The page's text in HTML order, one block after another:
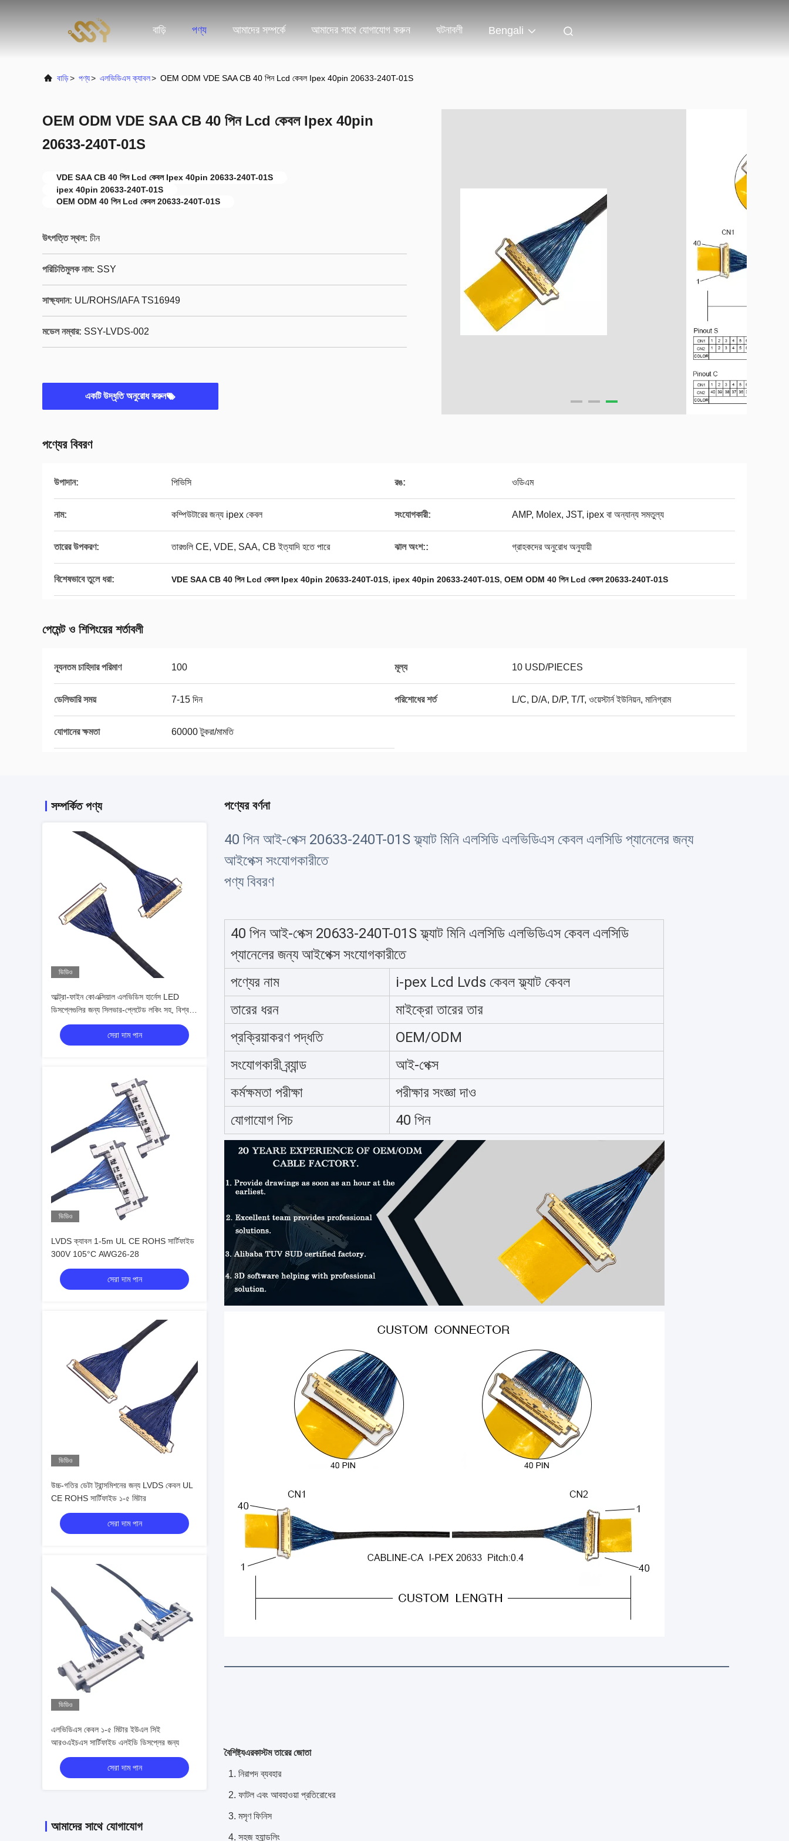
বাড়ি পণ্য আমাদের সম্পর্কে আমাদের সাথে যোগাযোগ করুন ঘটনাবলী Bengali
বাড়ি> পণ্য> এলভিডিএস ক্যাবল> OEM ODM VDE SAA CB 40 পিন Lcd কেবল Ipex 40pin 20633-240T-01S
OEM ODM VDE SAA CB 40 পিন Lcd কেবল Ipex 40pin
20633-240T-01S
VDE SAA CB 40 পিন Lcd কেবল Ipex 40pin 20633-240T-01S
ipex 40pin 20633-240T-01S
OEM ODM 40 পিন Lcd কেবল 20633-240T-01S
উৎপত্তি স্থল: চীন
পরিচিতিমুলক নাম: SSY
সাক্ষ্যদান: UL/ROHS/IAFA TS16949
মডেল নম্বার: SSY-LVDS-002
একটি উদ্ধৃতি অনুরোধ করুন
পণ্যের বিবরণ
উপাদান: পিভিসি রঙ: ওডিএম
নাম: কম্পিউটারের জন্য ipex কেবল সংযোগকারী: AMP, Molex, JST, ipex বা অন্যান্য সমতুল্য
তারের উপকরণ: তারগুলি CE, VDE, SAA, CB ইত্যাদি হতে পারে ঝাল অংশ:: গ্রাহকদের অনুরোধ অনুযায়ী
বিশেষভাবে তুলে ধরা: VDE SAA CB 40 পিন Lcd কেবল Ipex 40pin 20633-240T-01S, ipex 40pin 20633-240T-01S, OEM ODM 40 পিন Lcd কেবল 20633-240T-01S
পেমেন্ট ও শিপিংয়ের শর্তাবলী
ন্যূনতম চাহিদার পরিমাণ 100 মূল্য 10 USD/PIECES
ডেলিভারি সময় 7-15 দিন পরিশোধের শর্ত L/C, D/A, D/P, T/T, ওয়েস্টার্ন ইউনিয়ন, মানিগ্রাম
যোগানের ক্ষমতা 60000 টুকরা/মামতি
সম্পর্কিত পণ্য
ভিডিও
আল্ট্রা-ফাইন কোএক্সিয়াল এলভিডিস হার্নেস LED
ডিসপ্লেগুলির জন্য সিলভার-প্লেটেড লকিং সহ, বিশ্বস্ত
তারের হার্নেস প্রস্তুতকারক
সেরা দাম পান
ভিডিও
LVDS ক্যাবল 1-5m UL CE ROHS সার্টিফাইড
300V 105°C AWG26-28
সেরা দাম পান
ভিডিও
উচ্চ-গতির ডেটা ট্রান্সমিশনের জন্য LVDS কেবল UL
CE ROHS সার্টিফাইড ১-৫ মিটার
সেরা দাম পান
ভিডিও
এলভিডিএস কেবল ১-৫ মিটার ইউএল সিই
আরওএইচএস সার্টিফাইড এলইডি ডিসপ্লের জন্য
সেরা দাম পান
আমাদের সাথে যোগাযোগ
পণ্যের বর্ণনা
40 পিন আই-পেক্স 20633-240T-01S ফ্ল্যাট মিনি এলসিডি এলভিডিএস কেবল এলসিডি প্যানেলের জন্য
আইপেক্স সংযোগকারীতে
পণ্য বিবরণ
40 পিন আই-পেক্স 20633-240T-01S ফ্ল্যাট মিনি এলসিডি এলভিডিএস কেবল এলসিডি
প্যানেলের জন্য আইপেক্স সংযোগকারীতে
পণ্যের নাম
i-pex Lcd Lvds কেবল ফ্ল্যাট কেবল
তারের ধরন
মাইক্রো তারের তার
প্রক্রিয়াকরণ পদ্ধতি
OEM/ODM
সংযোগকারী ব্র্যান্ড
আই-পেক্স
কর্মক্ষমতা পরীক্ষা
পরীক্ষার সংজ্ঞা দাও
যোগাযোগ পিচ
40 পিন
বৈশিষ্ট্যএরকাস্টম তারের জোতা
1. নিরাপদ ব্যবহার
2. ফাটল এবং আবহাওয়া প্রতিরোধের
3. মসৃণ ফিনিস
4. সহজ হ্যান্ডলিং